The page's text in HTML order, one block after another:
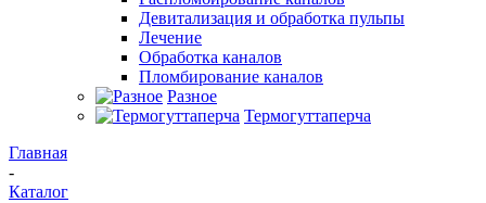
Девитализация и обработка пульпы
Лечение
Обработка каналов
Пломбирование каналов
Разное
Термогуттаперча
Главная
-
Каталог